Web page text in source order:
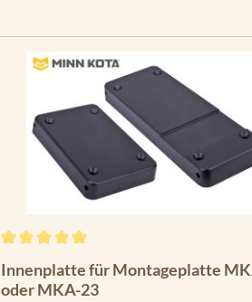
Innenplatte für Montageplatte
oder MKA-23